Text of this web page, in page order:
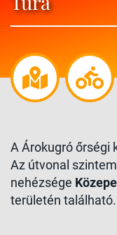
A Árokugró őrségi
Az útvonal
nehézsége
területén található.